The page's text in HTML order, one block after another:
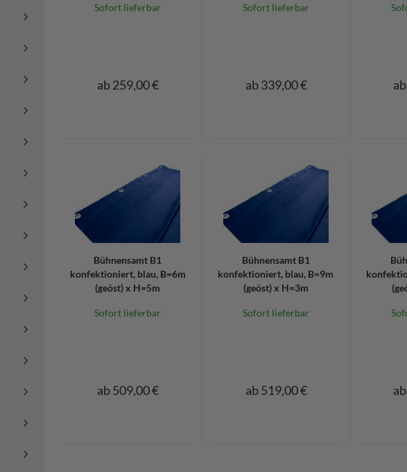
Sofort lieferbar
ab 259,00 €
Sofort lieferbar
ab 339,00 €
Bühnensamt B1
konfektioniert, blau, B=6m
(geöst) x H=5m
Sofort lieferbar
ab 509,00 €
Bühnensamt B1
konfektioniert, blau, B=9m
(geöst) x H=3m
Sofort lieferbar
ab 519,00 €